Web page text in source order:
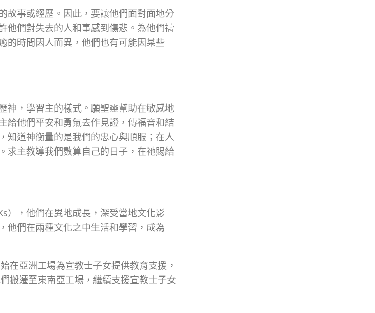
故事或經歷。因此，要讓他們面對面地分
他們對失去的人和事感到傷悲。為他們禱
的時間因人而異，他們也有可能因某些
神，學習主的樣式。願聖靈幫助在敏感地
給他們平安和勇氣去作見證，傳福音和結
知道神衡量的是我們的忠心與順服；在人
求主教導我們數算自己的日子，在祂賜給
），他們在異地成長，深受當地文化影
他們在兩種文化之中生活和學習，成為
在亞洲工場為宣教士子女提供教育支援，
搬遷至東南亞工場，繼續支援宣教士子女